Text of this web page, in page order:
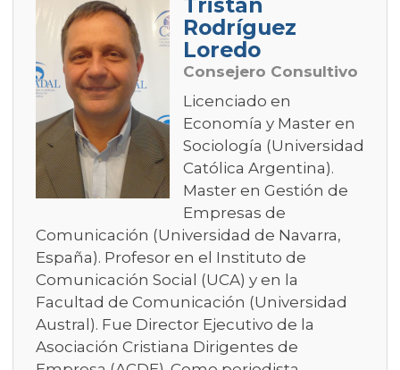
Rodríguez
Loredo
Consejero Consultivo
Licenciado en
Economía y Master en
Sociología (Universidad
Católica Argentina).
Master en Gestión de
Empresas de
Comunicación (Universidad de Navarra,
España). Profesor en el Instituto de
Comunicación Social (UCA) y en la
Facultad de Comunicación (Universidad
Austral). Fue Director Ejecutivo de la
Asociación Cristiana Dirigentes de